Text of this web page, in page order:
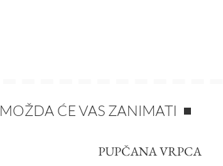
MOŽDA ĆE VAS ZANIMATI
PUPČANA VRPCA